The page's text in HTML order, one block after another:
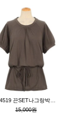
15,000원